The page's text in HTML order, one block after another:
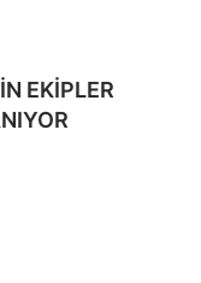
EKİPLER